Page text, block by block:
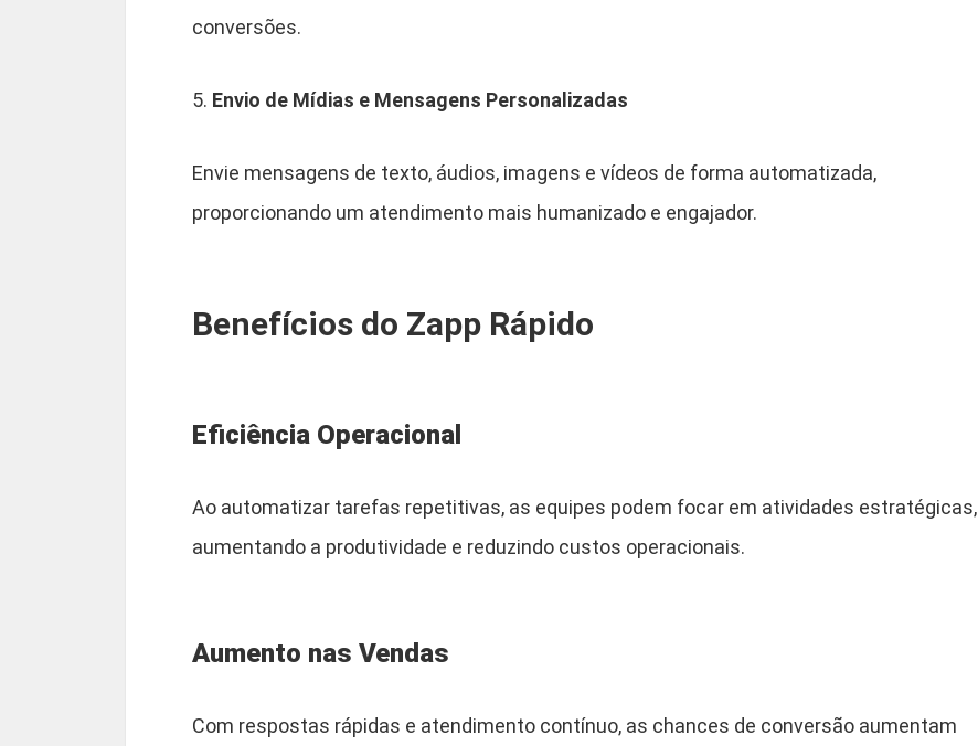
conversões.
5. Envio de Mídias e Mensagens Personalizadas
Envie mensagens de texto, áudios, imagens e vídeos de forma automatizada,
proporcionando um atendimento mais humanizado e engajador.
Benefícios do Zapp Rápido
Eficiência Operacional
Ao automatizar tarefas repetitivas, as equipes podem focar em atividades estratégicas,
aumentando a produtividade e reduzindo custos operacionais.
Aumento nas Vendas
Com respostas rápidas e atendimento contínuo, as chances de conversão aumentam